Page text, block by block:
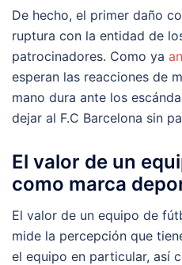
De hecho, el primer daño
ruptura con la entidad de
patrocinadores. Como ya
esperan las reacciones de
mano dura ante los
dejar al F.C Barcelona sin
El valor de un
como marca
El valor de un equipo de
mide la percepción que
el equipo en particular, así